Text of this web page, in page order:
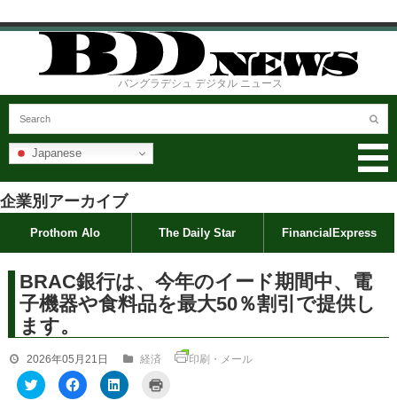
バングラデシュ デジタル ニュース
Japanese
企業別アーカイブ
Prothom Alo The Daily Star FinancialExpress
BRAC銀行は、今年のイード期間中、電
子機器や食料品を最大50％割引で提供し
ます。
2026年05月21日 経済
印刷・メール
ク
リ
F
a
ク
リ